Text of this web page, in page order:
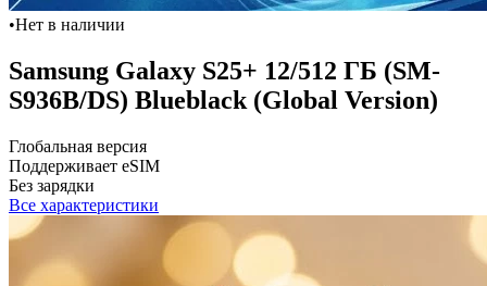
•Нет в наличии
Samsung Galaxy S25+ 12/512 ГБ (SM-
S936B/DS) Blueblack (Global Version)
Глобальная версия
Поддерживает eSIM
Без зарядки
Все характеристики